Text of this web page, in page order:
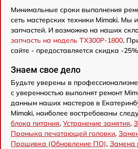
Минимальные сроки выполнения
сеть мастерских техники Mimaki. Мы
запчастей. И возможно на наших
запчасть на модель TX300P-1800.
сайте - предоставляется скидка -
Знаем свое дело
Будьте уверены в
с уверенностью выполнят ремонт
данным наших мастеров в
Mimaki, наиболее востребованы
блока питания, Устранение замятия,
Промыка печатающей головки,
Прошивка (Обновление ПО), Замена